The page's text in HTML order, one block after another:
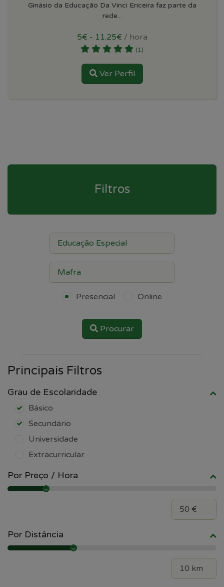
Ginásio da Educação Da Vinci Ericeira faz parte da
rede...
5€ - 11.25€ / hora
(1)
Ver Perfil
Filtros
Presencial Online
Procurar
Principais Filtros
Grau de Escolaridade
Básico
Secundário
Universidade
Extracurricular
Por Preço / Hora
Por Distância